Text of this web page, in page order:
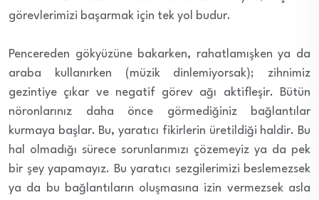
görevlerimizi başarmak için tek yol budur.
Pencereden gökyüzüne bakarken, rahatlamışken ya da
araba kullanırken (müzik dinlemiyorsak); zihnimiz
gezintiye çıkar ve negatif görev ağı aktifleşir. Bütün
nöronlarınız daha önce görmediğiniz bağlantılar
kurmaya başlar. Bu, yaratıcı fikirlerin üretildiği haldir. Bu
hal olmadığı sürece sorunlarımızı çözemeyiz ya da pek
bir şey yapamayız. Bu yaratıcı sezgilerimizi beslemezsek
ya da bu bağlantıların oluşmasına izin vermezsek asla